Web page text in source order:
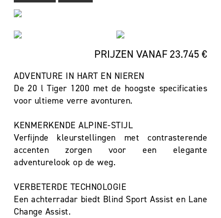
PRIJZEN VANAF 23.745 €
ADVENTURE IN HART EN NIEREN
De 20 l Tiger 1200 met de hoogste specificaties
voor ultieme verre avonturen.
KENMERKENDE ALPINE-STIJL
Verfijnde kleurstellingen met contrasterende
accenten zorgen voor een elegante
adventurelook op de weg.
VERBETERDE TECHNOLOGIE
Een achterradar biedt Blind Sport Assist en Lane
Change Assist.